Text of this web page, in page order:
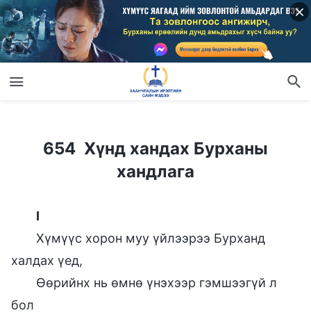
654 Хүнд хандах Бурханы хандлага
654 Хүнд хандах Бурханы
хандлага
I
Хүмүүс хорон муу үйлээрээ Бурханд
халдах үед,
Өөрийнх нь өмнө үнэхээр гэмшээгүй л
бол